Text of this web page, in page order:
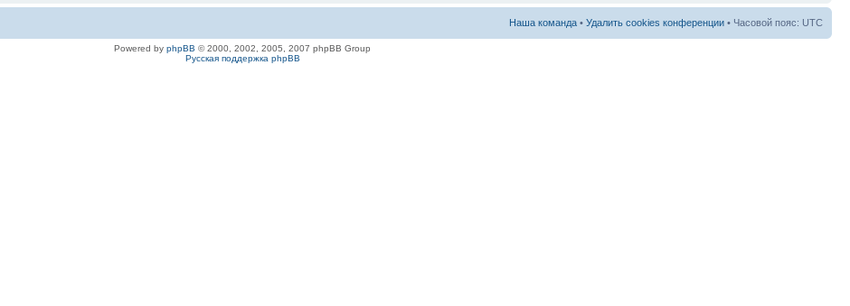
Наша команда • Удалить cookies конференции • Часовой пояс: UTC
Powered by phpBB © 2000, 2002, 2005, 2007 phpBB Group
Русская поддержка phpBB